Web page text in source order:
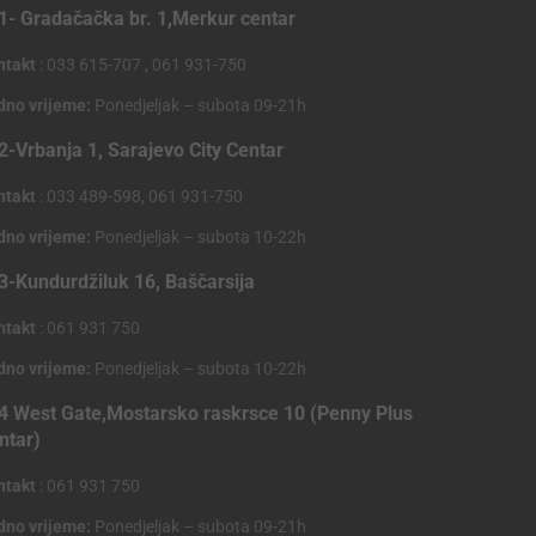
Gradačačka br. 1,Merkur centar
: 033 615-707 , 061 931-750
vrijeme: Ponedjeljak – subota 09-21h
Vrbanja 1, Sarajevo City Centar
: 033 489-598, 061 931-750
vrijeme: Ponedjeljak – subota 10-22h
Kundurdžiluk 16, Baščarsija
: 061 931 750
vrijeme: Ponedjeljak – subota 10-22h
West Gate,Mostarsko raskrsce 10 (Penny Plus
: 061 931 750
vrijeme: Ponedjeljak – subota 09-21h